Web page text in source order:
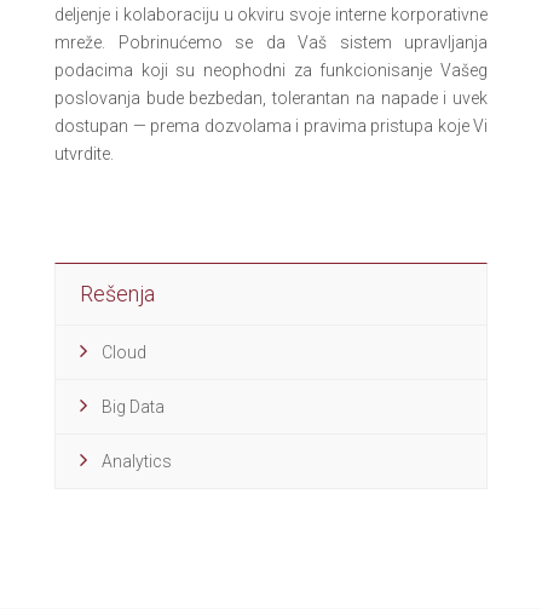
deljenje i kolaboraciju u okviru svoje interne korporativne
mreže. Pobrinućemo se da Vaš sistem upravljanja
podacima koji su neophodni za funkcionisanje Vašeg
poslovanja bude bezbedan, tolerantan na napade i uvek
dostupan — prema dozvolama i pravima pristupa koje Vi
utvrdite.
Rešenja
Cloud
Big Data
Analytics